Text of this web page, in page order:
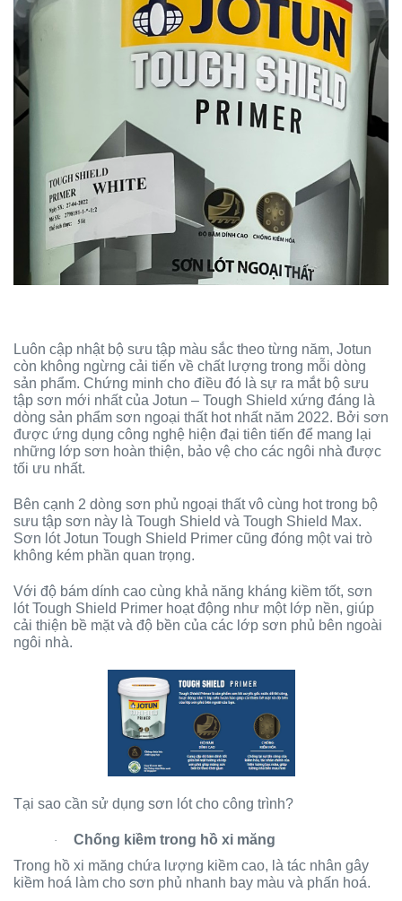
Luôn cập nhật bộ sưu tập màu sắc theo từng năm, Jotun
còn không ngừng cải tiến về chất lượng trong mỗi dòng
sản phẩm. Chứng minh cho điều đó là sự ra mắt bộ sưu
tập sơn mới nhất của Jotun – Tough Shield xứng đáng là
dòng sản phẩm sơn ngoại thất hot nhất năm 2022. Bởi sơn
được ứng dụng công nghệ hiện đại tiên tiến để mang lại
những lớp sơn hoàn thiện, bảo vệ cho các ngôi nhà được
tối ưu nhất.
Bên cạnh 2 dòng sơn phủ ngoại thất vô cùng hot trong bộ
sưu tập sơn này là Tough Shield và Tough Shield Max.
Sơn lót Jotun Tough Shield Primer cũng đóng một vai trò
không kém phần quan trọng.
Với độ bám dính cao cùng khả năng kháng kiềm tốt, sơn
lót Tough Shield Primer hoạt động như một lớp nền, giúp
cải thiện bề mặt và độ bền của các lớp sơn phủ bên ngoài
ngôi nhà.
Tại sao cần sử dụng sơn lót cho công trình?
·
Chống kiềm trong hồ xi măng
Trong hồ xi măng chứa lượng kiềm cao, là tác nhân gây
kiềm hoá làm cho sơn phủ nhanh bay màu và phấn hoá.